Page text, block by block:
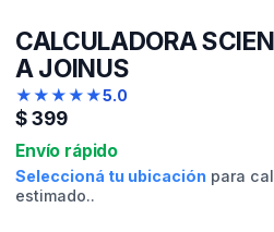
CALCULADORA
A JOINUS
★★★★★5.0
$399
Envío rápido
Seleccioná tu ubicación para
estimado..